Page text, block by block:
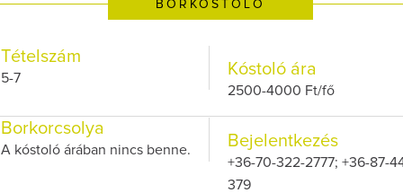
BORKÓSTOLÓ
Tételszám
5-7 Kóstoló ára
2500-4000 Ft/fő
Borkorcsolya
A kóstoló árában nincs benne. Bejelentkezés
+36-70-322-2777; +36-87-
379